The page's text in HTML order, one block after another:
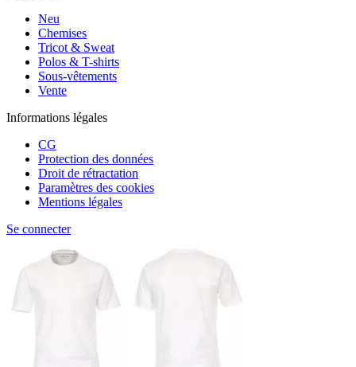
Neu
Chemises
Tricot & Sweat
Polos & T-shirts
Sous-vêtements
Vente
Informations légales
CG
Protection des données
Droit de rétractation
Paramètres des cookies
Mentions légales
Se connecter